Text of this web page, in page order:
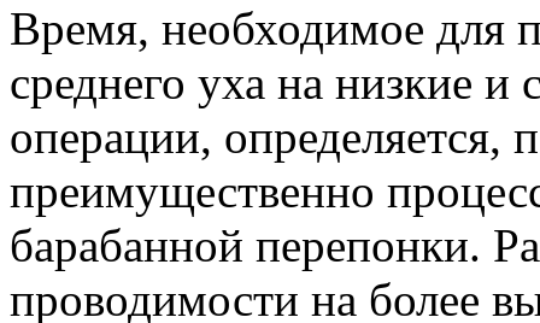
Время, необходимое для
среднего уха на низкие и
операции,
преимущественно
барабанной перепонки.
проводимости на более